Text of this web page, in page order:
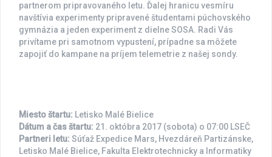
partnerom pripravovaného letu. Ďalej hranicu vesmíru
navštívia experimenty pripravené študentami púchovského
gymnázia a jeden experiment z dielne SOSA. Radi Vás
privítame pri samotnom vypustení, prípadne sa môžete
zapojiť do kampane na príjem telemetrie z našej sondy.
Miesto štartu: Letisko Malé Bielice
Dátum a čas štartu: 21. októbra 2017 (sobota) o 07:00 LSEČ
Partneri letu: Súťaž Expedice Mars, Hvezdáreň Partizánske,
Letisko Malé Bielice, Fakulta Elektrotechnicky a Informatiky